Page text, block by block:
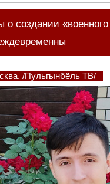
о создании
/Пульгынбёль ТВ/